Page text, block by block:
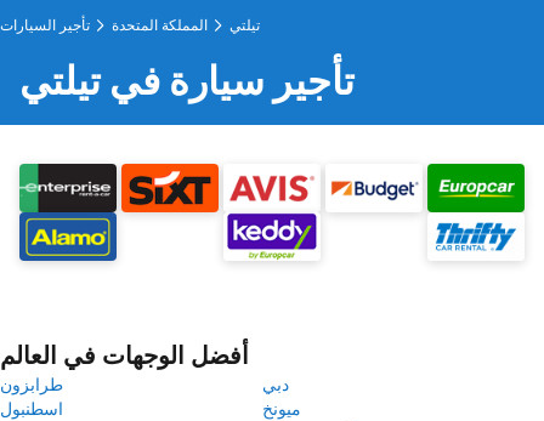
تأجير السيارات المملكة المتحدة تيلتي
تأجير سيارة في تيلتي
أفضل الوجهات في العالم
طرابزون
دبي
اسطنبول
ميونخ